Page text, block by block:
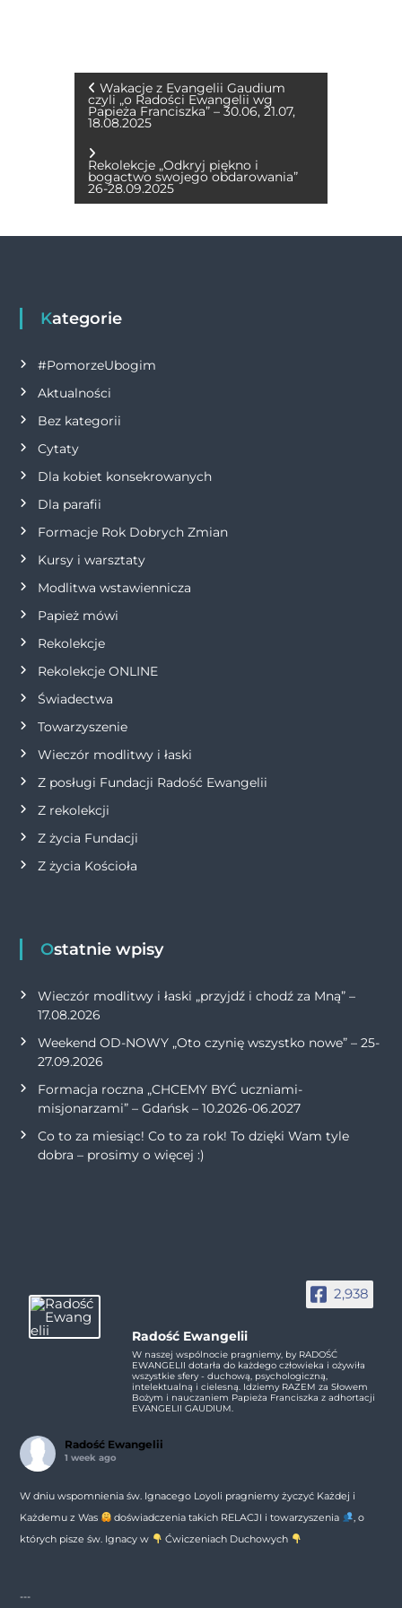
b
o
k
n
g
r
A
p
n
N
a
w
i
c
j
a
w
p
i
s
u
Wakacje z Evangelii Gaudium
czyli „o Radości Ewangelii wg
Papieża Franciszka” – 30.06, 21.07,
18.08.2025
Rekolekcje „Odkryj piękno i
bogactwo swojego obdarowania”
26-28.09.2025
Kategorie
#PomorzeUbogim
Aktualności
Bez kategorii
Cytaty
Dla kobiet konsekrowanych
Dla parafii
Formacje Rok Dobrych Zmian
Kursy i warsztaty
Modlitwa wstawiennicza
Papież mówi
Rekolekcje
Rekolekcje ONLINE
Świadectwa
Towarzyszenie
Wieczór modlitwy i łaski
Z posługi Fundacji Radość Ewangelii
Z rekolekcji
Z życia Fundacji
Z życia Kościoła
Ostatnie wpisy
Wieczór modlitwy i łaski „przyjdź i chodź za Mną” –
17.08.2026
Weekend OD-NOWY „Oto czynię wszystko nowe” – 25-
27.09.2026
Formacja roczna „CHCEMY BYĆ uczniami-
misjonarzami” – Gdańsk – 10.2026-06.2027
Co to za miesiąc! Co to za rok! To dzięki Wam tyle
dobra – prosimy o więcej :)
2,938
Radość Ewangelii
W naszej wspólnocie pragniemy, by RADOŚĆ
EWANGELII dotarła do każdego człowieka i ożywiła
wszystkie sfery - duchową, psychologiczną,
intelektualną i cielesną. Idziemy RAZEM za Słowem
Bożym i nauczaniem Papieża Franciszka z adhortacji
EVANGELII GAUDIUM.
Radość Ewangelii
1 week ago
W dniu wspomnienia św. Ignacego Loyoli pragniemy życzyć Każdej i
Każdemu z Was
doświadczenia takich RELACJI i towarzyszenia
, o
których pisze św. Ignacy w
Ćwiczeniach Duchowych
---